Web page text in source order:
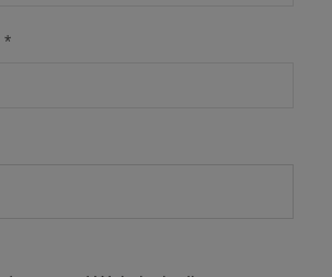
*